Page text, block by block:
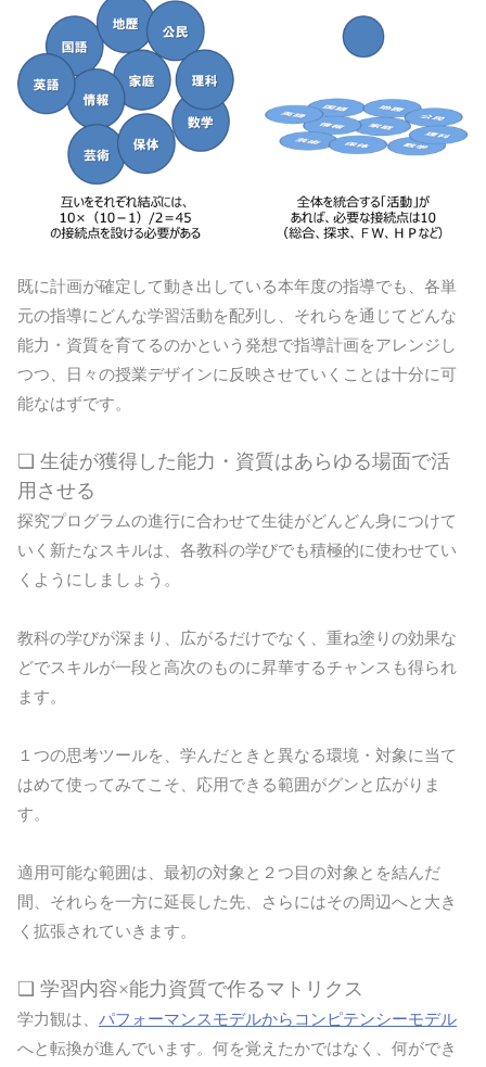
既に計画が確定して動き出している本年度の指導でも、各単
元の指導にどんな学習活動を配列し、それらを通じてどんな
能力・資質を育てるのかという発想で指導計画をアレンジし
つつ、日々の授業デザインに反映させていくことは十分に可
能なはずです。
❏ 生徒が獲得した能力・資質はあらゆる場面で活
用させる
探究プログラムの進行に合わせて生徒がどんどん身につけて
いく新たなスキルは、各教科の学びでも積極的に使わせてい
くようにしましょう。
教科の学びが深まり、広がるだけでなく、重ね塗りの効果な
どでスキルが一段と高次のものに昇華するチャンスも得られ
ます。
１つの思考ツールを、学んだときと異なる環境・対象に当て
はめて使ってみてこそ、応用できる範囲がグンと広がりま
す。
適用可能な範囲は、最初の対象と２つ目の対象とを結んだ
間、それらを一方に延長した先、さらにはその周辺へと大き
く拡張されていきます。
❏ 学習内容×能力資質で作るマトリクス
学力観は、 パフォーマンスモデルからコンピテンシーモデル
へと転換が進んでいます。何を覚えたかではなく、何ができ